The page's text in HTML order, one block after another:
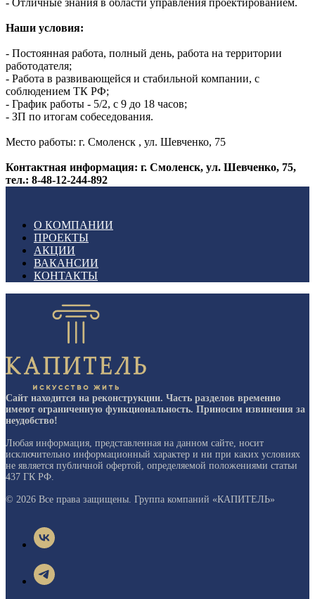
Наши условия:
- Постоянная работа, полный день, работа на территории
работодателя;
- Работа в развивающейся и стабильной компании, с
соблюдением ТК РФ;
- График работы - 5/2, с 9 до 18 часов;
- ЗП по итогам собеседования.
Место работы: г. Смоленск , ул. Шевченко, 75
Контактная информация: г. Смоленск, ул. Шевченко, 75,
тел.: 8-48-12-244-892
О КОМПАНИИ
ПРОЕКТЫ
АКЦИИ
ВАКАНСИИ
КОНТАКТЫ
Сайт находится на реконструкции. Часть разделов временно
имеют ограниченную функциональность. Приносим извинения за
неудобство!
Любая информация, представленная на данном сайте, носит
исключительно информационный характер и ни при каких условиях
не является публичной офертой, определяемой положениями статьи
437 ГК РФ.
© 2026 Все права защищены. Группа компаний «КАПИТЕЛЬ»